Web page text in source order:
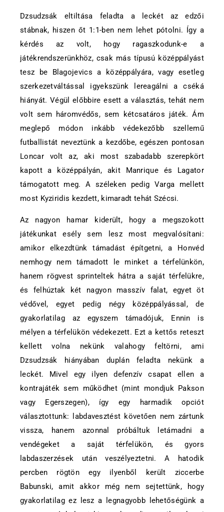
Dzsudzsák eltiltása feladta a leckét az edzői
stábnak, hiszen őt 1:1-ben nem lehet pótolni. Így a
kérdés az volt, hogy ragaszkodunk-e a
játékrendszerünkhöz, csak más típusú középpályást
tesz be Blagojevics a középpályára, vagy esetleg
szerkezetváltással igyekszünk lereagálni a cséká
hiányát. Végül előbbire esett a választás, tehát nem
volt sem háromvédős, sem kétcsatáros játék. Ám
meglepő módon inkább védekezőbb szellemű
futballistát neveztünk a kezdőbe, egészen pontosan
Loncar volt az, aki most szabadabb szerepkört
kapott a középpályán, akit Manrique és Lagator
támogatott meg. A széleken pedig Varga mellett
most Kyziridis kezdett, kimaradt tehát Szécsi.
Az nagyon hamar kiderült, hogy a megszokott
játékunkat esély sem lesz most megvalósítani:
amikor elkezdtünk támadást építgetni, a Honvéd
nemhogy nem támadott le minket a térfelünkön,
hanem rögvest sprinteltek hátra a saját térfelükre,
és felhúztak két nagyon masszív falat, egyet öt
védővel, egyet pedig négy középpályással, de
gyakorlatilag az egyszem támadójuk, Ennin is
mélyen a térfelükön védekezett. Ezt a kettős reteszt
kellett volna nekünk valahogy feltörni, ami
Dzsudzsák hiányában duplán feladta nekünk a
leckét. Mivel egy ilyen defenzív csapat ellen a
kontrajáték sem működhet (mint mondjuk Pakson
vagy Egerszegen), így egy harmadik opciót
választottunk: labdavesztést követően nem zártunk
vissza, hanem azonnal próbáltuk letámadni a
vendégeket a saját térfelükön, és gyors
labdaszerzések után veszélyeztetni. A hatodik
percben rögtön egy ilyenből került ziccerbe
Babunski, amit akkor még nem sejtettünk, hogy
gyakorlatilag ez lesz a legnagyobb lehetőségünk a